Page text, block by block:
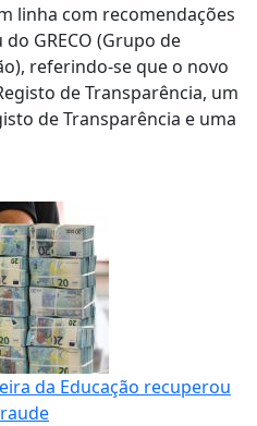
linha com recomendações
GRECO (Grupo de
referindo-se que o novo
de Transparência, um
de Transparência e uma
da Educação recuperou